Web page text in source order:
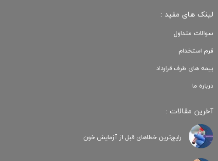
لینک های مفید :
سوالات متداول
فرم استخدام
بیمه های طرف قرارداد
درباره ما
آخرین مقالات :
رایج‌ترین خطاهای قبل از آزمایش خون